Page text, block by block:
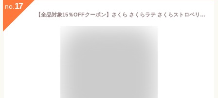
no. 17
【全品対象15％OFFクーポン】さくら さくらラテ さくらストロベリーラテ 150g さくらストロベリー 春カフェ 春ラテ ストロベリー 春 粉末 本格ラテ 桜花 桜葉 春気分 話題 人気 送料無料